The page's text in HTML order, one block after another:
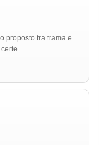
proposto tra trama e